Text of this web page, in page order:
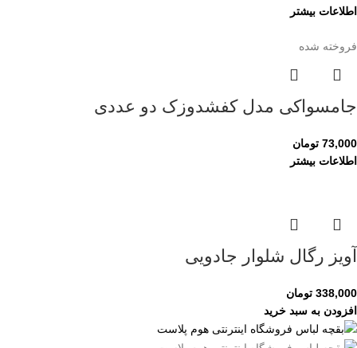
اطلاعات بیشتر
فروخته شده
جامسواکی مدل کفشدوزک دو عددی
73,000 تومان
اطلاعات بیشتر
آویز رگال شلوار جادویی
338,000 تومان
افزودن به سبد خرید